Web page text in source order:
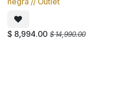
$ 8,994.00 $14,990.00